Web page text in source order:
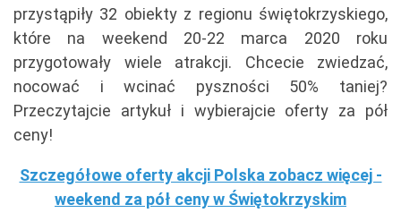
przystąpiły 32 obiekty z regionu świętokrzyskiego,
które na weekend 20-22 marca 2020 roku
przygotowały wiele atrakcji. Chcecie zwiedzać,
nocować i wcinać pyszności 50% taniej?
Przeczytajcie artykuł i wybierajcie oferty za pół
ceny!
Szczegółowe oferty akcji Polska zobacz więcej -
weekend za pół ceny w Świętokrzyskim